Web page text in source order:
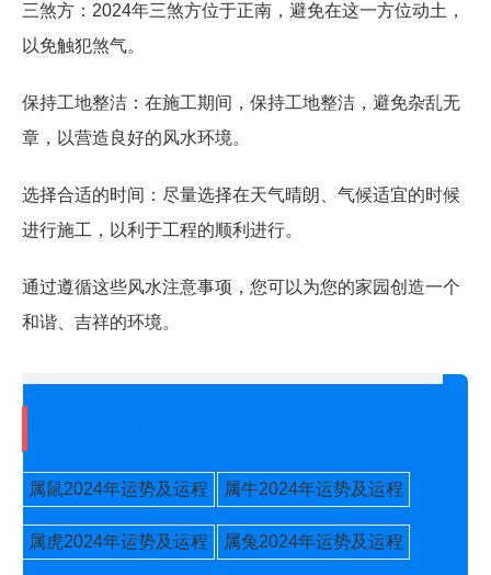
三煞方：2024年三煞方位于正南，避免在这一方位动土，
以免触犯煞气。
保持工地整洁：在施工期间，保持工地整洁，避免杂乱无
章，以营造良好的风水环境。
选择合适的时间：尽量选择在天气晴朗、气候适宜的时候
进行施工，以利于工程的顺利进行。
通过遵循这些风水注意事项，您可以为您的家园创造一个
和谐、吉祥的环境。
属鼠2024年运势及运程 属牛2024年运势及运程
属虎2024年运势及运程 属兔2024年运势及运程